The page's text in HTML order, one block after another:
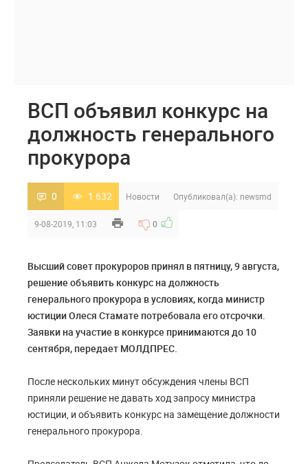
ВСП объявил конкурс на
должность генерального
прокурора
0 1 632 Новости Опубликовал(а): newsmd
9-08-2019, 11:03 0
Высший совет прокуроров принял в пятницу, 9 августа,
решение объявить конкурс на должность
генерального прокурора в условиях, когда министр
юстиции Олеся Стамате потребовала его отсрочки.
Заявки на участие в конкурсе принимаются до 10
сентября, передает МОЛДПРЕС.
После нескольких минут обсуждения члены ВСП
приняли решение не давать ход запросу министра
юстиции, и объявить конкурс на замещение должности
генерального прокурора.